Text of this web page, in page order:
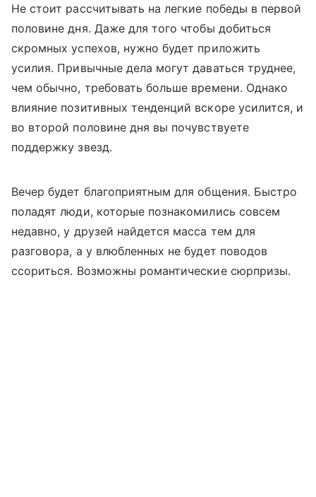
Не стоит рассчитывать на легкие победы в первой
половине дня. Даже для того чтобы добиться
скромных успехов, нужно будет приложить
усилия. Привычные дела могут даваться труднее,
чем обычно, требовать больше времени. Однако
влияние позитивных тенденций вскоре усилится, и
во второй половине дня вы почувствуете
поддержку звезд.
Вечер будет благоприятным для общения. Быстро
поладят люди, которые познакомились совсем
недавно, у друзей найдется масса тем для
разговора, а у влюбленных не будет поводов
ссориться. Возможны романтические сюрпризы.